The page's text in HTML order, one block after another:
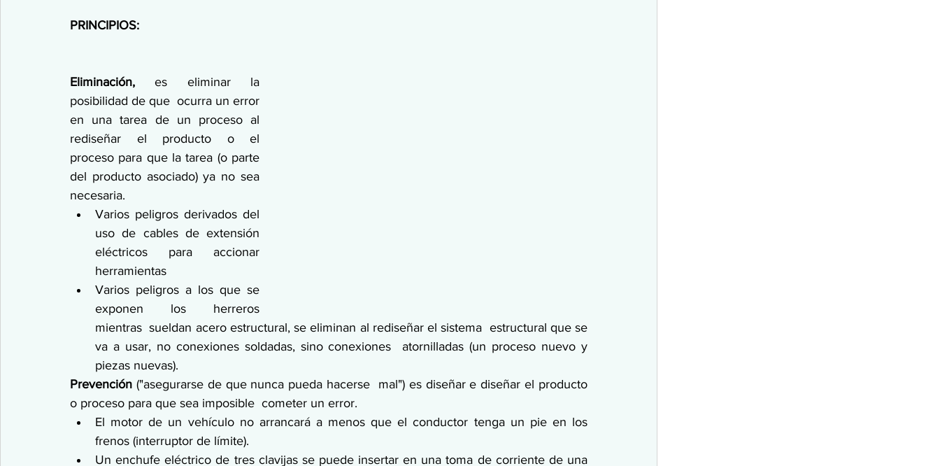
PRINCIPIOS:
Eliminación, es eliminar la
posibilidad de que  ocurra un error
en una tarea de un proceso al
rediseñar el producto o el
proceso para que la tarea (o parte
del producto asociado) ya no sea
necesaria.
Varios peligros derivados del
uso de cables de extensión
eléctricos para accionar
herramientas
Varios peligros a los que se
exponen los herreros
mientras  sueldan acero estructural, se eliminan al rediseñar el sistema  estructural que se
va a usar, no conexiones soldadas, sino conexiones  atornilladas (un proceso nuevo y
piezas nuevas).
Prevención ("asegurarse de que nunca pueda hacerse  mal") es diseñar e diseñar el producto
o proceso para que sea imposible  cometer un error.
El motor de un vehículo no arrancará a menos que el conductor tenga un pie en los
frenos (interruptor de límite).
Un enchufe eléctrico de tres clavijas se puede insertar en una toma de corriente de una